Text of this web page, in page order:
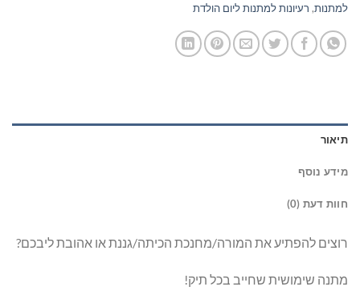
למתנות,רעיונות למתנות ליום הולדת
תיאור
מידע נוסף
חוות דעת (0)
רוצים להפתיע את המורה/מחנכת הכיתה/גננת או אהובת ליבכם?
מתנה שימושית שחייב בכל תיק!